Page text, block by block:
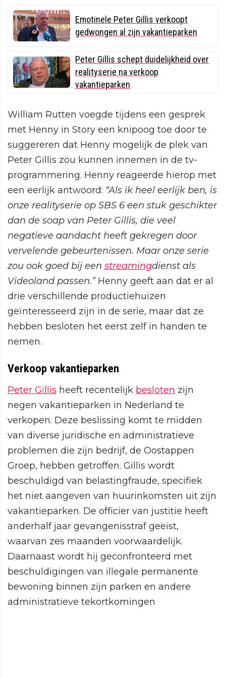
Emotinele Peter Gillis verkoopt
gedwongen al zijn vakantieparken
Peter Gillis schept duidelijkheid over
realityserie na verkoop
vakantieparken
William Rutten voegde tijdens een gesprek
met Henny in Story een knipoog toe door te
suggereren dat Henny mogelijk de plek van
Peter Gillis zou kunnen innemen in de tv-
programmering. Henny reageerde hierop met
een eerlijk antwoord: “Als ik heel eerlijk ben, is
onze realityserie op SBS 6 een stuk geschikter
dan de soap van Peter Gillis, die veel
negatieve aandacht heeft gekregen door
vervelende gebeurtenissen. Maar onze serie
zou ook goed bij een streamingdienst als
Videoland passen.” Henny geeft aan dat er al
drie verschillende productiehuizen
geïnteresseerd zijn in de serie, maar dat ze
hebben besloten het eerst zelf in handen te
nemen.
Verkoop vakantieparken
Peter Gillis heeft recentelijk besloten zijn
negen vakantieparken in Nederland te
verkopen. Deze beslissing komt te midden
van diverse juridische en administratieve
problemen die zijn bedrijf, de Oostappen
Groep, hebben getroffen. Gillis wordt
beschuldigd van belastingfraude, specifiek
het niet aangeven van huurinkomsten uit zijn
vakantieparken. De officier van justitie heeft
anderhalf jaar gevangenisstraf geëist,
waarvan zes maanden voorwaardelijk.
Daarnaast wordt hij geconfronteerd met
beschuldigingen van illegale permanente
bewoning binnen zijn parken en andere
administratieve tekortkomingen